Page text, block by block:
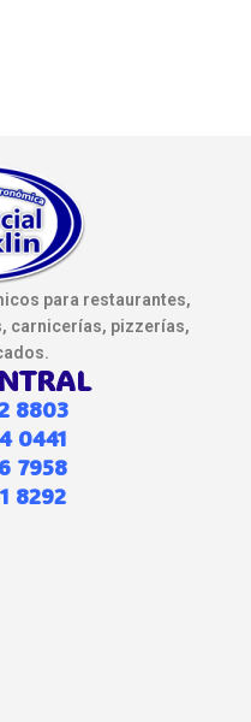
para restaurantes,
carnicerías, pizzerías,
8803
0441
7958
8292